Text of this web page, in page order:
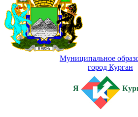
Муниципальное
город Курган
Я